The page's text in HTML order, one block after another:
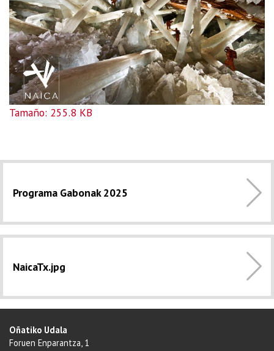
Haga clic aquí para ver la imagen a tamaño completo…
Tamaño: 255.8 KB
Programa Gabonak 2025
NaicaTx.jpg
Oñatiko Udala
Foruen Enparantza, 1